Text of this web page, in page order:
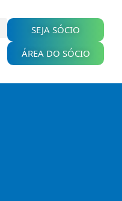
SEJA SÓCIO
ÁREA DO SÓCIO